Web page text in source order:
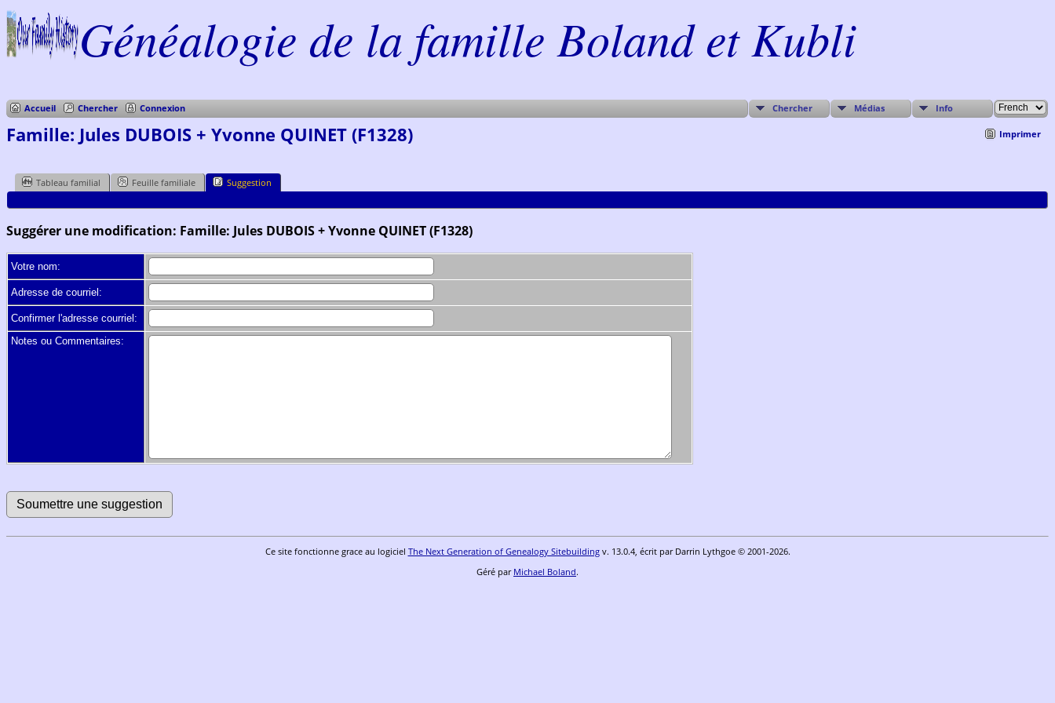
Généalogie de la famille Boland et Kubli
Accueil Chercher Connexion Chercher Médias Info
Imprimer
Famille: Jules DUBOIS + Yvonne QUINET (F1328)
Tableau familial Feuille familiale Suggestion
Suggérer une modification: Famille: Jules DUBOIS + Yvonne QUINET (F1328)
Votre nom:
Adresse de courriel:
Confirmer l'adresse courriel:
Notes ou Commentaires:
Ce site fonctionne grace au logiciel The Next Generation of Genealogy Sitebuildingv. 13.0.4, écrit par Darrin Lythgoe © 2001-2026.
Géré par Michael Boland.